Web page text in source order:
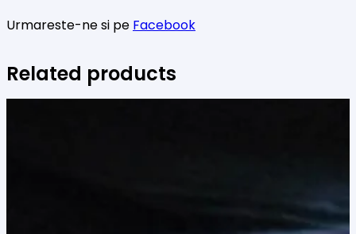
Urmareste-ne si pe Facebook
Related products